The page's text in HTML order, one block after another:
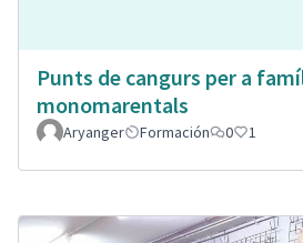
Punts de cangurs per a
monomarentals
Aryanger Formación 0 1